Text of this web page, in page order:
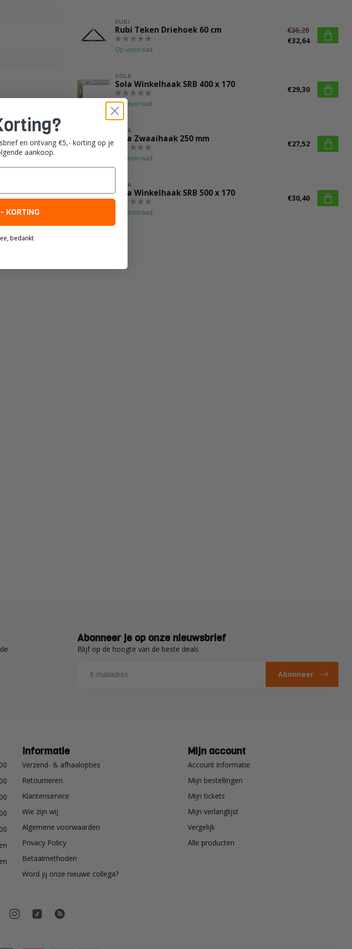
RUBI
Rubi Teken Driehoek 60 cm
Op voorraad
€36,26
€32,64
SOLA
Sola Winkelhaak SRB 400 x 170
Op voorraad
€29,30
SOLA
Sola Zwaaihaak 250 mm
Op voorraad
€27,52
SOLA
Sola Winkelhaak SRB 500 x 170
Op voorraad
€30,40
Abonneer je op onze nieuwsbrief
Blijf op de hoogte van de beste deals
Abonneer
Informatie
Verzend- & afhaalopties
Retourneren
Klantenservice
Wie zijn wij
Algemene voorwaarden
Privacy Policy
Betaalmethoden
Word jij onze nieuwe collega?
Mijn account
Account informatie
Mijn bestellingen
Mijn tickets
Mijn verlanglijst
Vergelijk
Alle producten
en ontvang €5,- korting op je
aankoop.
KORTING
bedankt